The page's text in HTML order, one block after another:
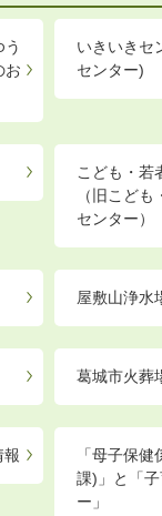
お
いきいきセ
センター)
こども・若
（旧こど
センター）
屋敷山浄水
葛城市火葬
報
「母子保
課)」と「
ー」